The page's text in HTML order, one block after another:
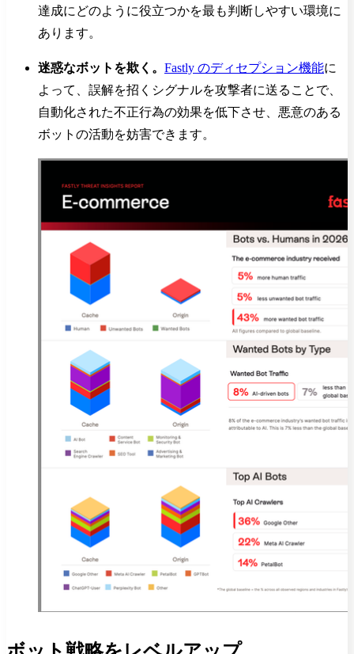
達成にどのように役立つかを最も判断しやすい環境に
あります。
迷惑なボットを欺く。 Fastly のディセプション機能に
よって、誤解を招くシグナルを攻撃者に送ることで、
自動化された不正行為の効果を低下させ、悪意のある
ボットの活動を妨害できます。